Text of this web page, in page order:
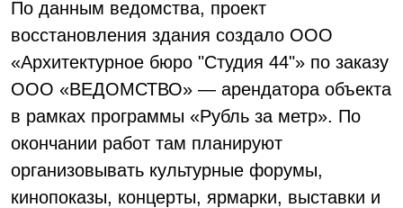
По данным ведомства, проект
восстановления здания создало ООО
«Архитектурное бюро "Студия 44"» по заказу
ООО «ВЕДОМСТВО» — арендатора объекта
в рамках программы «Рубль за метр». По
окончании работ там планируют
организовывать культурные форумы,
кинопоказы, концерты, ярмарки, выставки и